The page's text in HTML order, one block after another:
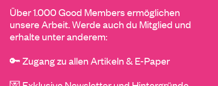
Über 1.000 Good Members ermöglichen
unsere Arbeit. Werde auch du Mitglied und
erhalte unter anderem:
🔑 Zugang zu allen Artikeln & E-Paper